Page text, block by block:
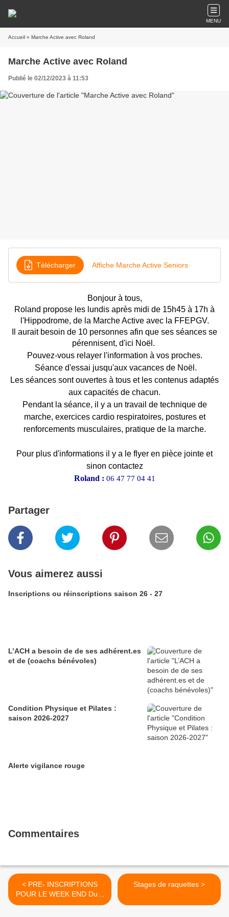
MENU
Accueil » Marche Active avec Roland
Marche Active avec Roland
Publié le 02/12/2023 à 11:53
Télécharger Affiche Marche Active Seniors
Bonjour à tous,
Roland propose les lundis après midi de 15h45 à 17h à
l'Hippodrome, de la Marche Active avec la FFEPGV.
Il aurait besoin de 10 personnes afin que ses séances se
pérennisent, d'ici Noël.
Pouvez-vous relayer l'information à vos proches.
Séance d'essai jusqu'aux vacances de Noël.
Les séances sont ouvertes à tous et les contenus adaptés
aux capacités de chacun.
Pendant la séance, il y a un travail de technique de
marche, exercices cardio respiratoires, postures et
renforcements musculaires, pratique de la marche.
Pour plus d'informations il y a le flyer en pièce jointe et
sinon contactez
Roland : 06 47 77 04 41
Partager
Vous aimerez aussi
Inscriptions ou réinscriptions saison 26 - 27
L’ACH a besoin de de ses adhérent.es
et de (coachs bénévoles)
Condition Physique et Pilates :
saison 2026-2027
Alerte vigilance rouge
Commentaires
< PRE- INSCRIPTIONS
POUR LE WEEK END Du 5
et 6 avril
Stages de raquettes >